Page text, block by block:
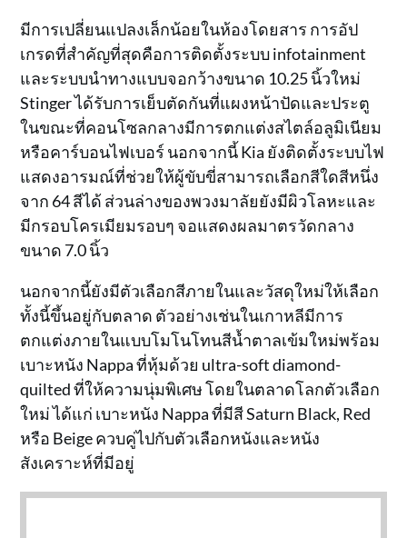
มีการเปลี่ยนแปลงเล็กน้อยในห้องโดยสาร การอัป
เกรดที่สำคัญที่สุดคือการติดตั้งระบบ infotainment
และระบบนำทางแบบจอกว้างขนาด 10.25 นิ้วใหม่
Stinger ได้รับการเย็บตัดกันที่แผงหน้าปัดและประตู
ในขณะที่คอนโซลกลางมีการตกแต่งสไตล์อลูมิเนียม
หรือคาร์บอนไฟเบอร์ นอกจากนี้ Kia ยังติดตั้งระบบไฟ
แสดงอารมณ์ที่ช่วยให้ผู้ขับขี่สามารถเลือกสีใดสีหนึ่ง
จาก 64 สีได้ ส่วนล่างของพวงมาลัยยังมีผิวโลหะและ
มีกรอบโครเมียมรอบๆ จอแสดงผลมาตรวัดกลาง
ขนาด 7.0 นิ้ว
นอกจากนี้ยังมีตัวเลือกสีภายในและวัสดุใหม่ให้เลือก
ทั้งนี้ขึ้นอยู่กับตลาด ตัวอย่างเช่นในเกาหลีมีการ
ตกแต่งภายในแบบโมโนโทนสีน้ำตาลเข้มใหม่พร้อม
เบาะหนัง Nappa ที่หุ้มด้วย ultra-soft diamond-
quilted ที่ให้ความนุ่มพิเศษ โดยในตลาดโลกตัวเลือก
ใหม่ ได้แก่ เบาะหนัง Nappa ที่มีสี Saturn Black, Red
หรือ Beige ควบคู่ไปกับตัวเลือกหนังและหนัง
สังเคราะห์ที่มีอยู่